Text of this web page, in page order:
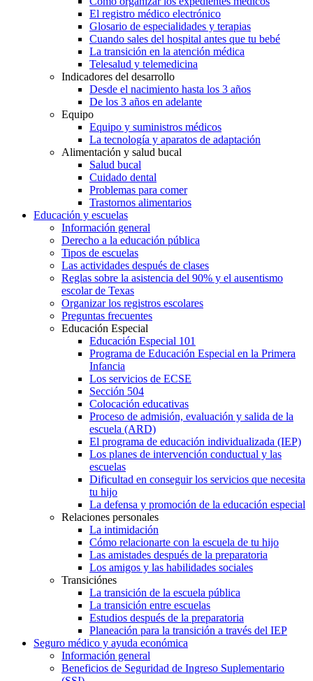
El registro médico electrónico
Glosario de especialidades y terapias
Cuando sales del hospital antes que tu bebé
La transición en la atención médica
Telesalud y telemedicina
Indicadores del desarrollo
Desde el nacimiento hasta los 3 años
De los 3 años en adelante
Equipo
Equipo y suministros médicos
La tecnología y aparatos de adaptación
Alimentación y salud bucal
Salud bucal
Cuidado dental
Problemas para comer
Trastornos alimentarios
Educación y escuelas
Información general
Derecho a la educación pública
Tipos de escuelas
Las actividades después de clases
Reglas sobre la asistencia del 90% y el ausentismo
escolar de Texas
Organizar los registros escolares
Preguntas frecuentes
Educación Especial
Educación Especial 101
Programa de Educación Especial en la Primera
Infancia
Los servicios de ECSE
Sección 504
Colocación educativas
Proceso de admisión, evaluación y salida de la
escuela (ARD)
El programa de educación individualizada (IEP)
Los planes de intervención conductual y las
escuelas
Dificultad en conseguir los servicios que necesita
tu hijo
La defensa y promoción de la educación especial
Relaciones personales
La intimidación
Cómo relacionarte con la escuela de tu hijo
Las amistades después de la preparatoria
Los amigos y las habilidades sociales
Transiciónes
La transición de la escuela pública
La transición entre escuelas
Estudios después de la preparatoria
Planeación para la transición a través del IEP
Seguro médico y ayuda económica
Información general
Beneficios de Seguridad de Ingreso Suplementario